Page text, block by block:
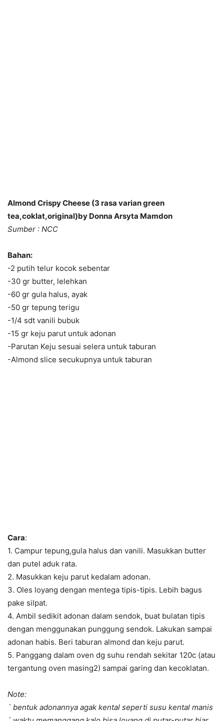
Almond Crispy Cheese (3 rasa varian green
tea,coklat,original)by Donna Arsyta Mamdon
Sumber : NCC
Bahan:
-2 putih telur kocok sebentar
-30 gr butter, lelehkan
-60 gr gula halus, ayak
-50 gr tepung terigu
-1/4 sdt vanili bubuk
-15 gr keju parut untuk adonan
-Parutan Keju sesuai selera untuk taburan
-Almond slice secukupnya untuk taburan
Cara:
1. Campur tepung,gula halus dan vanili. Masukkan butter
dan putel aduk rata.
2. Masukkan keju parut kedalam adonan.
3. Oles loyang dengan mentega tipis-tipis. Lebih bagus
pake silpat.
4. Ambil sedikit adonan dalam sendok, buat bulatan tipis
dengan menggunakan punggung sendok. Lakukan sampai
adonan habis. Beri taburan almond dan keju parut.
5. Panggang dalam oven dg suhu rendah sekitar 120c (atau
tergantung oven masing2) sampai garing dan kecoklatan.
Note:
` bentuk adonannya agak kental seperti susu kental manis